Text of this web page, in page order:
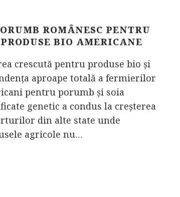
ROMÂNESC PENTRU
PRODUSE BIO AMERICANE
crescută pentru produse bio şi
aproape totală a fermierilor
pentru porumb şi soia
genetic a condus la creşterea
din alte state unde
agricole nu…